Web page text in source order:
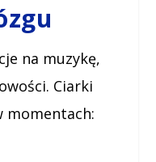
na muzykę,
Ciarki
momentach: